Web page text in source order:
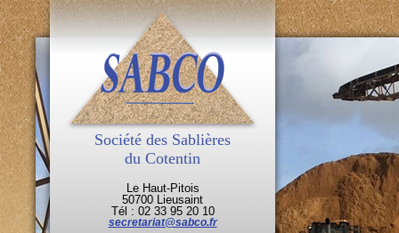
Société des Sablières
du Cotentin
Le Haut-Pitois
50700 Lieusaint
Tél : 02 33 95 20 10
secretariat@sabco.fr